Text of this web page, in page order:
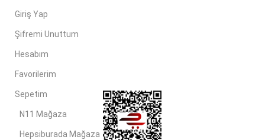
Giriş Yap
Şifremi Unuttum
Hesabım
Favorilerim
Sepetim
N11 Mağaza
Hepsiburada Mağaza